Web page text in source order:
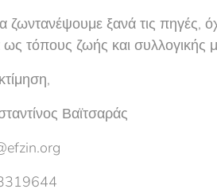
ζωντανέψουμε ξανά τις πηγές,
τόπους ζωής και συλλογικής
Βαϊτσαράς